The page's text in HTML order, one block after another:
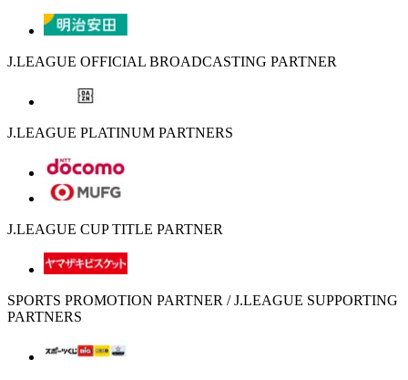
J.LEAGUE OFFICIAL BROADCASTING PARTNER
J.LEAGUE PLATINUM PARTNERS
J.LEAGUE CUP TITLE PARTNER
SPORTS PROMOTION PARTNER / J.LEAGUE SUPPORTING
PARTNERS